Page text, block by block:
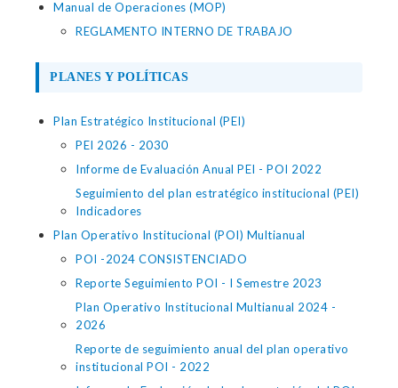
Manual de Operaciones (MOP)
REGLAMENTO INTERNO DE TRABAJO
PLANES Y POLÍTICAS
Plan Estratégico Institucional (PEI)
PEI 2026 - 2030
Informe de Evaluación Anual PEI - POI 2022
Seguimiento del plan estratégico institucional (PEI)
Indicadores
Plan Operativo Institucional (POI) Multianual
POI -2024 CONSISTENCIADO
Reporte Seguimiento POI - I Semestre 2023
Plan Operativo Institucional Multianual 2024 -
2026
Reporte de seguimiento anual del plan operativo
institucional POI - 2022